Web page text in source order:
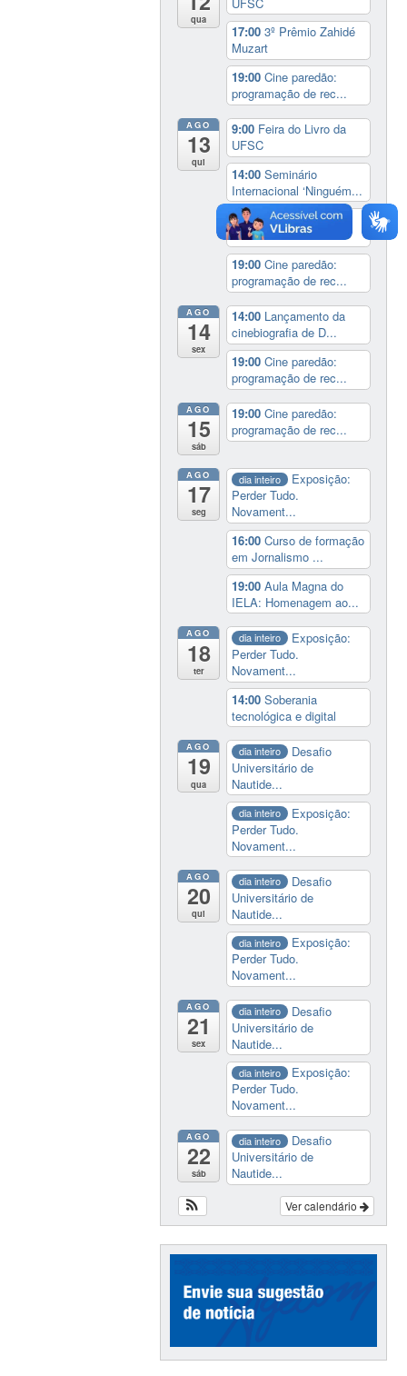
qua
17:003º Prêmio Zahidé
Muzart
19:00Cine paredão:
programação de rec...
AGO
13
qui
9:00 Feira do Livro da
UFSC
14:00Seminário
Internacional ‘Ninguém...
14:30 Sessão Especial
do Conselho Esta...
19:00Cine paredão:
programação de rec...
AGO
14
sex
14:00 Lançamento da
cinebiografia de D...
19:00Cine paredão:
programação de rec...
AGO
15
sáb
19:00Cine paredão:
programação de rec...
AGO
17
seg
dia inteiro
Exposição:
Perder Tudo.
Novament...
16:00Curso de formação
em Jornalismo ...
19:00Aula Magna do
IELA: Homenagem ao...
AGO
18
ter
dia inteiro
Exposição:
Perder Tudo.
Novament...
14:00Soberania
tecnológica e digital
AGO
19
qua
dia inteiro
Desafio
Universitário de
Nautide...
dia inteiro
Exposição:
Perder Tudo.
Novament...
AGO
20
qui
dia inteiro
Desafio
Universitário de
Nautide...
dia inteiro
Exposição:
Perder Tudo.
Novament...
AGO
21
sex
dia inteiro
Desafio
Universitário de
Nautide...
dia inteiro
Exposição:
Perder Tudo.
Novament...
AGO
22
sáb
dia inteiro
Desafio
Universitário de
Nautide...
Ver calendário